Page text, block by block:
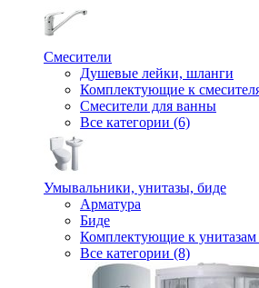
Смесители
Душевые лейки, шланги
Комплектующие к
Смесители для ванны
Все категории (6)
Умывальники, унитазы, биде
Арматура
Биде
Комплектующие к
Все категории (8)